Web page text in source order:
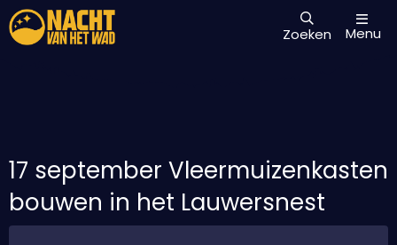
Zoeken Menu
17 september Vleermuizenkasten
bouwen in het Lauwersnest